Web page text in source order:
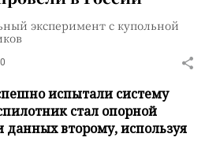
эксперимент с купольной
0
испытали систему
стал опорной
данных второму, используя